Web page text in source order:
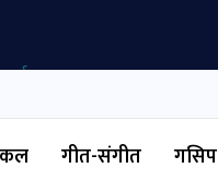
मन
गीत-संगीत गसिप